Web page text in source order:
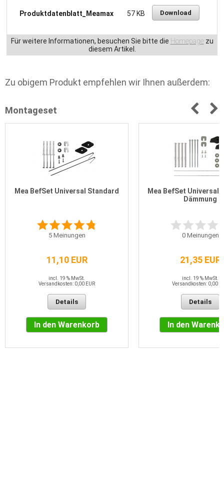
Produktdatenblatt_Meamax 57 KB Download
Für weitere Informationen, besuchen Sie bitte die Homepagezu
diesem Artikel.
Zu obigem Produkt empfehlen wir Ihnen außerdem:
Montageset
Mea BefSet Universal Standard
5Meinungen
11,10 EUR
incl. 19 % MwSt.
Versandkosten: 0,00 EUR
Details
In den Warenkorb
Mea BefSet Universal
Dämmung
0Meinungen
21,35 EUR
incl. 19 % MwSt.
Versandkosten: 0,00
Details
In den